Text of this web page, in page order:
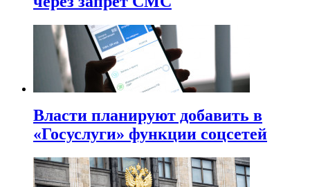
Власти планируют добавить в
«Госуслуги» функции соцсетей